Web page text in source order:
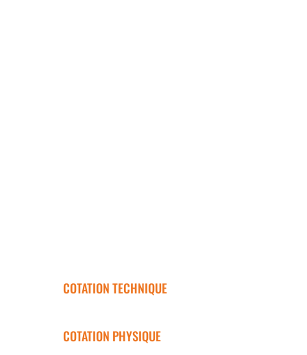
COTATION TECHNIQUE
COTATION PHYSIQUE